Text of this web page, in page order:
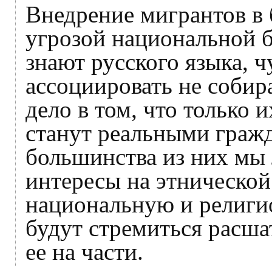
Внедрение мигрантов в
угрозой национальной
знают русского языка,
ассоциировать не
дело в том, что только
станут реальными
большинства из них мы
интересы на
национальную и
будут стремиться
ее на части.